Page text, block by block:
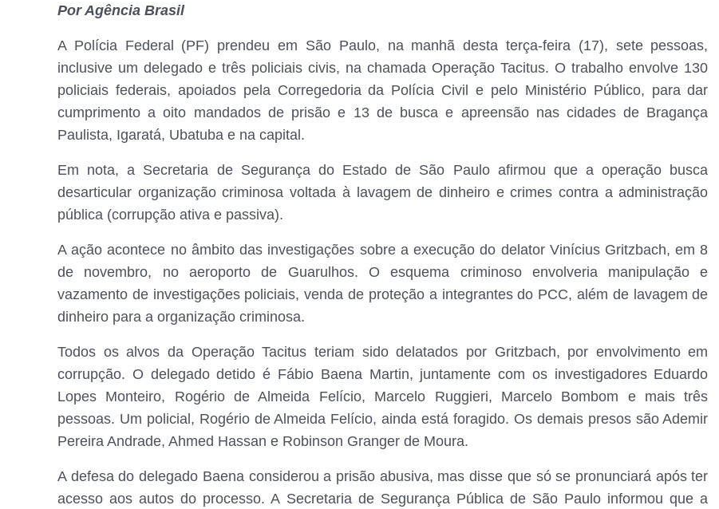
Por Agência Brasil
A Polícia Federal (PF) prendeu em São Paulo, na manhã desta terça-feira (17), sete pessoas,
inclusive um delegado e três policiais civis, na chamada Operação Tacitus. O trabalho envolve 130
policiais federais, apoiados pela Corregedoria da Polícia Civil e pelo Ministério Público, para dar
cumprimento a oito mandados de prisão e 13 de busca e apreensão nas cidades de Bragança
Paulista, Igaratá, Ubatuba e na capital.
Em nota, a Secretaria de Segurança do Estado de São Paulo afirmou que a operação busca
desarticular organização criminosa voltada à lavagem de dinheiro e crimes contra a administração
pública (corrupção ativa e passiva).
A ação acontece no âmbito das investigações sobre a execução do delator Vinícius Gritzbach, em 8
de novembro, no aeroporto de Guarulhos. O esquema criminoso envolveria manipulação e
vazamento de investigações policiais, venda de proteção a integrantes do PCC, além de lavagem de
dinheiro para a organização criminosa.
Todos os alvos da Operação Tacitus teriam sido delatados por Gritzbach, por envolvimento em
corrupção. O delegado detido é Fábio Baena Martin, juntamente com os investigadores Eduardo
Lopes Monteiro, Rogério de Almeida Felício, Marcelo Ruggieri, Marcelo Bombom e mais três
pessoas. Um policial, Rogério de Almeida Felício, ainda está foragido. Os demais presos são Ademir
Pereira Andrade, Ahmed Hassan e Robinson Granger de Moura.
A defesa do delegado Baena considerou a prisão abusiva, mas disse que só se pronunciará após ter
acesso aos autos do processo. A Secretaria de Segurança Pública de São Paulo informou que a